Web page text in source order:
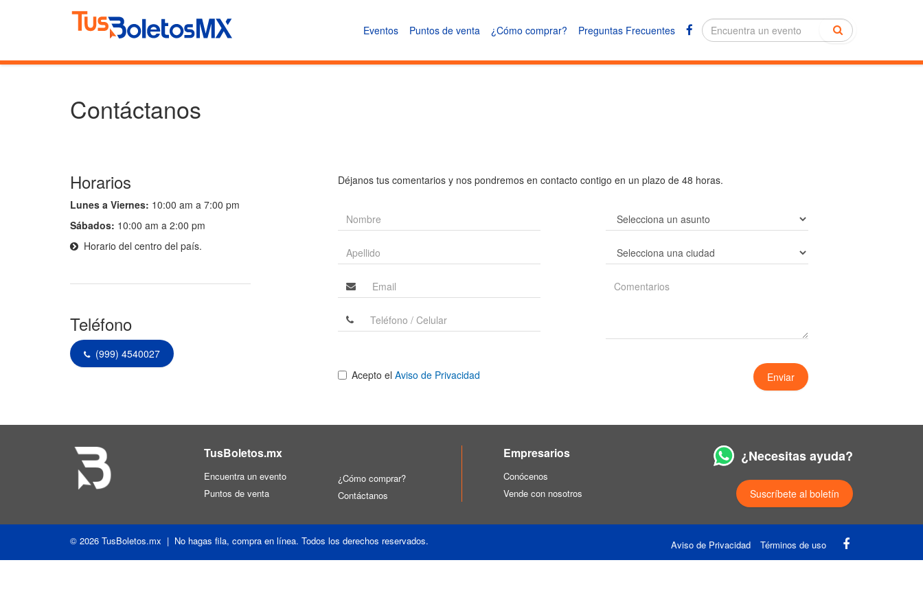
Eventos Puntos de venta ¿Cómo comprar? Preguntas Frecuentes
Contáctanos
Horarios
Lunes a Viernes: 10:00 am a 7:00 pm
Sábados: 10:00 am a 2:00 pm
Horario del centro del país.
Teléfono
(999) 4540027
Déjanos tus comentarios y nos pondremos en contacto contigo en un plazo de 48 horas.
Acepto el Aviso de Privacidad
TusBoletos.mx
Encuentra un evento
Puntos de venta
¿Cómo comprar?
Contáctanos
Empresarios
Conócenos
Vende con nosotros
¿Necesitas ayuda?
Suscríbete al boletín
© 2026 TusBoletos.mx | No hagas fila, compra en línea. Todos los derechos reservados. Aviso de Privacidad Términos de uso